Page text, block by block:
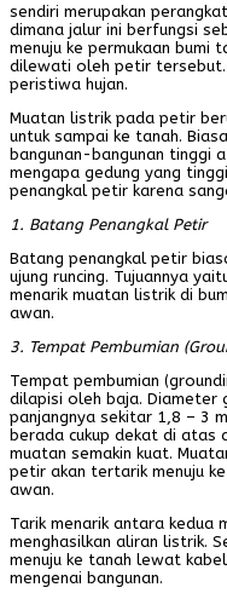
sendiri merupakan
dimana jalur ini berfungsi
menuju ke permukaan bumi
dilewati oleh petir tersebut.
peristiwa hujan.
Muatan listrik pada petir
untuk sampai ke tanah.
bangunan-bangunan tinggi
mengapa gedung yang
penangkal petir karena
1. Batang Penangkal Petir
Batang penangkal petir
ujung runcing. Tujuannya
menarik muatan listrik di
awan.
3. Tempat Pembumian
Tempat pembumian
dilapisi oleh baja. Diameter
panjangnya sekitar 1,8 – 3
berada cukup dekat di atas
muatan semakin kuat.
petir akan tertarik menuju
awan.
Tarik menarik antara kedua
menghasilkan aliran listrik.
menuju ke tanah lewat
mengenai bangunan.